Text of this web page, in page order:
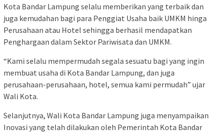
Kota Bandar Lampung selalu memberikan yang terbaik dan
juga kemudahan bagi para Penggiat Usaha baik UMKM hinga
Perusahaan atau Hotel sehingga berhasil mendapatkan
Penghargaan dalam Sektor Pariwisata dan UMKM.
“Kami selalu mempermudah segala sesuatu bagi yang ingin
membuat usaha di Kota Bandar Lampung, dan juga
perusahaan-perusahaan, hotel, semua kami permudah” ujar
Wali Kota.
Selanjutnya, Wali Kota Bandar Lampung juga menyampaikan
Inovasi yang telah dilakukan oleh Pemerintah Kota Bandar